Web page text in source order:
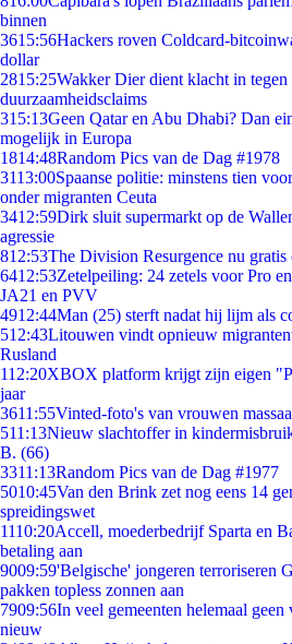
binnen
3615:56Hackers roven Coldcard-
dollar
2815:25Wakker Dier dient klacht in
duurzaamheidsclaims
315:13Geen Qatar en Abu Dhabi? Dan
mogelijk in Europa
1814:48Random Pics van de Dag #1978
3113:00Spaanse politie: minstens tien
onder migranten Ceuta
3412:59Dirk sluit supermarkt op de
agressie
812:53The Division Resurgence nu gratis
6412:53Zetelpeiling: 24 zetels voor Pro
JA21 en PVV
4912:44Man (25) sterft nadat hij lijm als
512:43Litouwen vindt opnieuw
Rusland
112:20XBOX platform krijgt zijn eigen
jaar
3611:55Vinted-foto's van vrouwen
511:13Nieuw slachtoffer in
B. (66)
3311:13Random Pics van de Dag #1977
5010:45Van den Brink zet nog eens 14
spreidingswet
1110:20Accell, moederbedrijf Sparta en
betaling aan
9009:59'Belgische' jongeren terroriseren
pakken topless zonnen aan
7909:56In veel gemeenten helemaal
nieuw